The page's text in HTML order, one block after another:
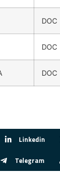
DOC
DOC
DOC
Linkedin
Telegram